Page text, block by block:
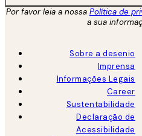
Por favor leia a nossa Política de
a sua
Sobre a desenio
Imprensa
Informações Legais
Career
Sustentabilidade
Declaração de
Acessibilidade